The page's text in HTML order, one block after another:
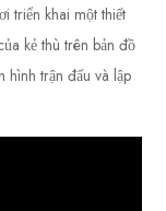
triển khai một thiết
kẻ thù trên bản đồ
hình trận đấu và lập